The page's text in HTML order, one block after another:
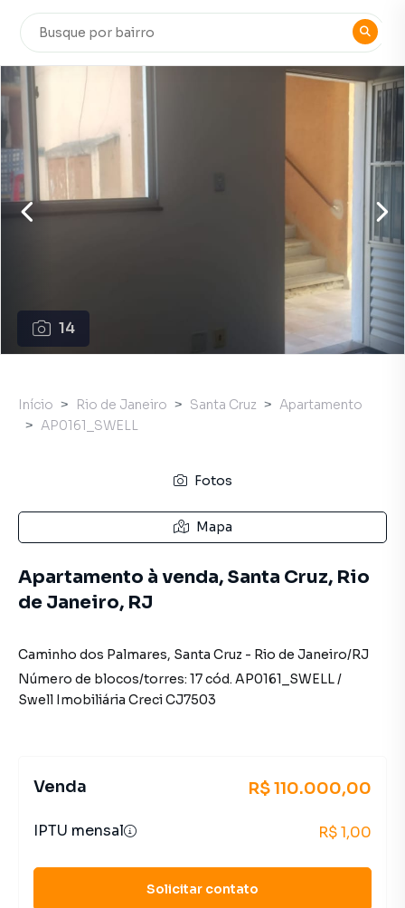
14
Início Rio de Janeiro Santa Cruz
Apartamento
AP0161_SWELL
Fotos
Mapa
Apartamento à venda, Santa Cruz, Rio
de Janeiro, RJ
Caminho dos Palmares, Santa Cruz - Rio de Janeiro/RJ
Número de blocos/torres: 17cód. AP0161_SWELL/
Swell Imobiliária CreciCJ7503
Venda R$ 110.000,00
IPTU mensal R$ 1,00
Solicitar contato